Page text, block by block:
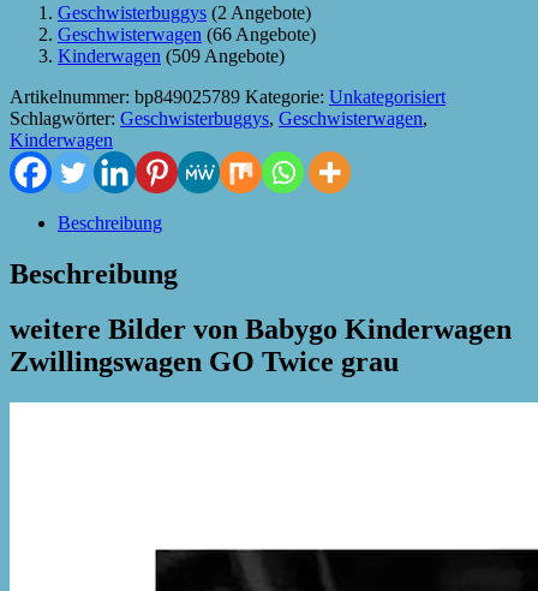
Geschwisterbuggys (2 Angebote)
Geschwisterwagen (66 Angebote)
Kinderwagen (509 Angebote)
Artikelnummer: bp849025789 Kategorie: Unkategorisiert
Schlagwörter: Geschwisterbuggys, Geschwisterwagen,
Kinderwagen
Beschreibung
Beschreibung
weitere Bilder von Babygo Kinderwagen
Zwillingswagen GO Twice grau